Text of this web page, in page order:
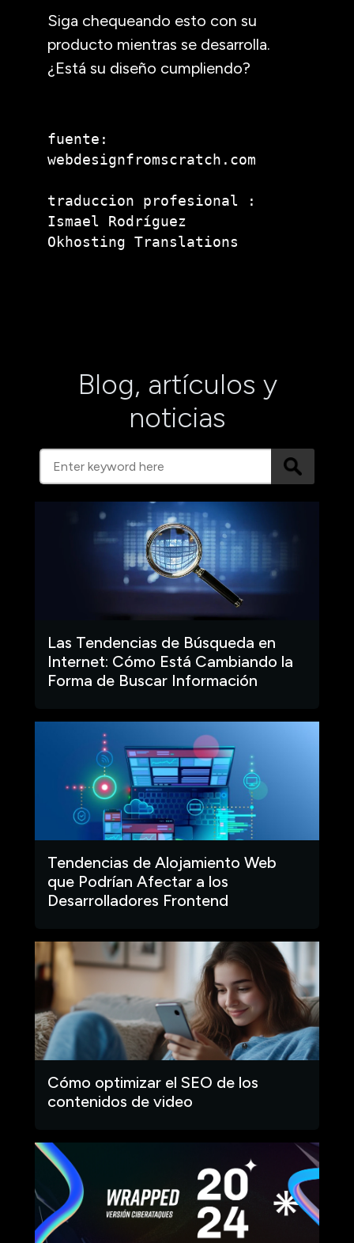
Siga chequeando esto con su
producto mientras se desarrolla.
¿Está su diseño cumpliendo?
fuente:
webdesignfromscratch.com
traduccion profesional :
Ismael Rodríguez
Okhosting Translations
Blog, artículos y
noticias
Las Tendencias de Búsqueda en
Internet: Cómo Está Cambiando la
Forma de Buscar Información
Tendencias de Alojamiento Web
que Podrían Afectar a los
Desarrolladores Frontend
Cómo optimizar el SEO de los
contenidos de video